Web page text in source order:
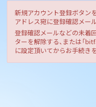
新規アカウント登録ボタン
アドレス宛に登録確認メー
登録確認メールなどの未着
ターを解除する、または「
に設定頂いてからお手続き